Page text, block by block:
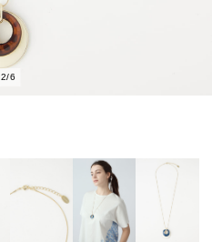
2/6